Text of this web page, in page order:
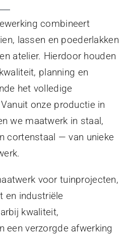
combineert
lassen en poederlakken
atelier. Hierdoor houden
planning en
het volledige
onze productie in
we maatwerk in staal,
cortenstaal — van unieke
voor tuinprojecten,
en industriële
kwaliteit,
een verzorgde afwerking